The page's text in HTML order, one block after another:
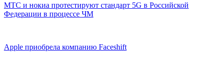
МТС и нокиа протестируют стандарт 5G в Российской
Федерации в процессе ЧМ
Apple приобрела компанию Faceshift